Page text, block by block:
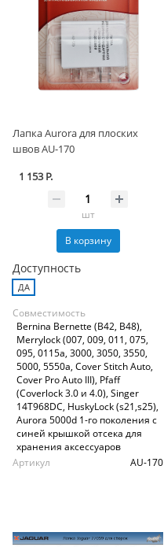
Лапка Aurora для плоских
швов AU-170
1 153 Р.
шт
В корзину
Доступность
ДА
Совместимость
Bernina Bernette (B42, B48),
Merrylock (007, 009, 011, 075,
095, 0115a, 3000, 3050, 3550,
5000, 5550a, Cover Stitch Auto,
Cover Pro Auto III), Pfaff
(Coverlock 3.0 и 4.0), Singer
14T968DC, HuskyLock (s21,s25),
Aurora 5000d 1-го поколения с
синей крышкой отсека для
хранения аксессуаров
Артикул
AU-170